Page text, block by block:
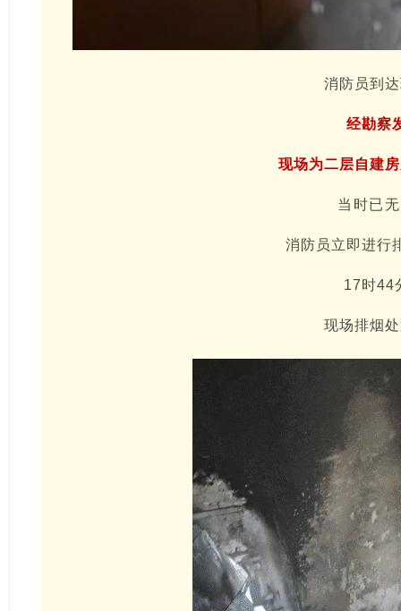
消防员到
经勘察
现场为二层自建
当时已
消防员立即进行
17时44
现场排烟